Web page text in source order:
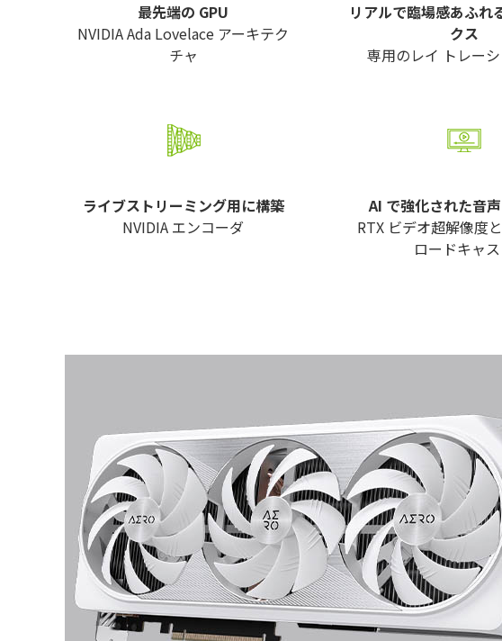
最先端の GPU
NVIDIA Ada Lovelace アーキテク
チャ
リアルで臨場感あふれ
クス
専用のレイ トレー
ライブストリーミング用に構築
NVIDIA エンコーダ
AI で強化された音
RTX ビデオ超解像度
ロードキャ